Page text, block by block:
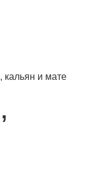
кальян и мате